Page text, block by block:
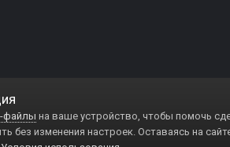
файлы на ваше устройство, чтобы помочь
без изменения настроек. Оставаясь на